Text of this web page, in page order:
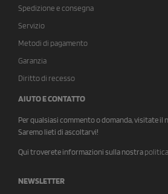
Spedizione e consegna
Servizio
Metodi di pagamento
Garanzia
Diritto di recesso
AIUTO E CONTATTO
Per qualsiasi commento o domanda, visitate il
Saremo lieti di ascoltarvi!
Qui troverete informazioni sulla nostra
NEWSLETTER